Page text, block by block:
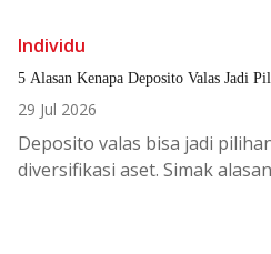
Individu
5 Alasan Kenapa Deposito Valas Jadi
29 Jul 2026
Deposito valas bisa jadi
diversifikasi aset. Simakalasan